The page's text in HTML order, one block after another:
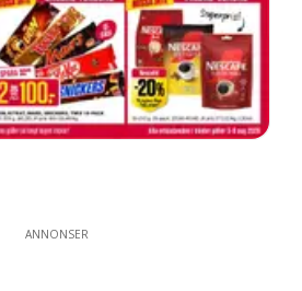
ANNONSER